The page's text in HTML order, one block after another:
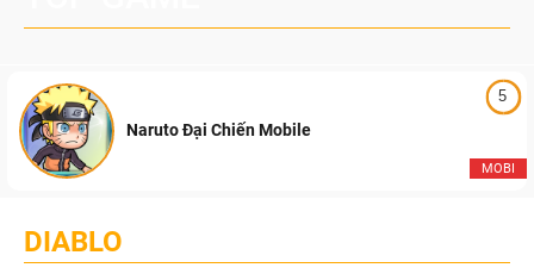
5
MOBI
Naruto Đại Chiến Mobile
DIABLO